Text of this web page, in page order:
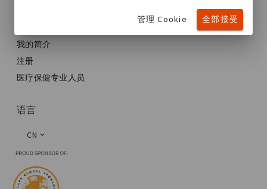
我的简介
注册
医疗保健专业人员
语言
CN
管理 Cookie 全部接受